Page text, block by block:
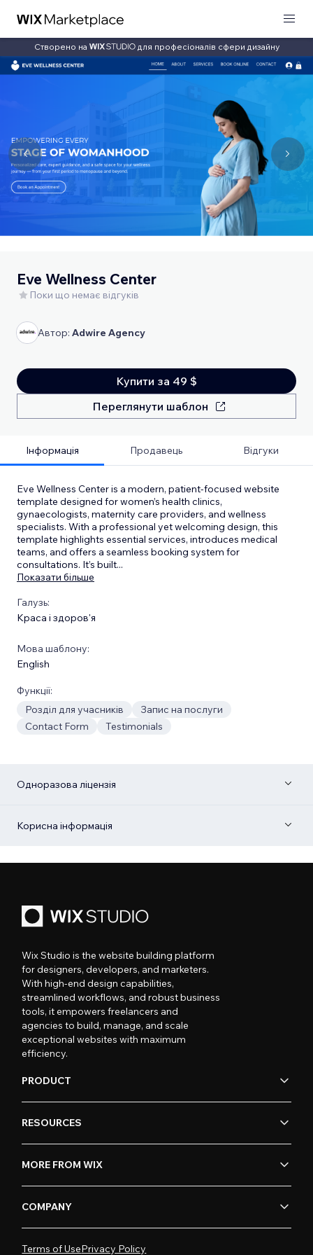
Створено на для професіоналів сфери дизайну
Eve Wellness Center
Поки що немає відгуків
Автор: Adwire Agency
Купити за 49 $
Переглянути шаблон
Інформація Продавець Відгуки
Eve Wellness Center is a modern, patient-focused website
template designed for women’s health clinics,
gynaecologists, maternity care providers, and wellness
specialists. With a professional yet welcoming design, this
template highlights essential services, introduces medical
teams, and offers a seamless booking system for
consultations. It’s built...
Показати більше
Галузь:
Краса і здоров'я
Мова шаблону:
English
Функції:
Розділ для учасників
Запис на послуги
Contact Form
Testimonials
Одноразова ліцензія
Корисна інформація
Wix Studio is the website building platform
for designers, developers, and marketers.
With high-end design capabilities,
streamlined workflows, and robust business
tools, it empowers freelancers and
agencies to build, manage, and scale
exceptional websites with maximum
efficiency.
PRODUCT
RESOURCES
MORE FROM WIX
COMPANY
Terms of UsePrivacy Policy